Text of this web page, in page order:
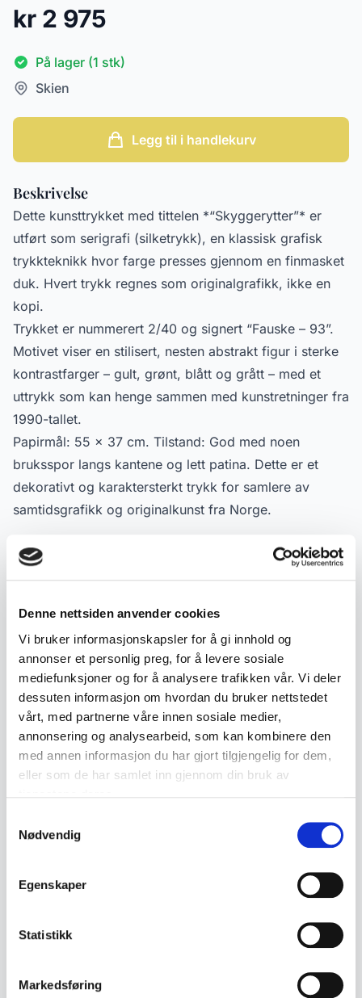
Denne nettsiden anvender cookies
Vi bruker informasjonskapsler for å gi innhold og
annonser et personlig preg, for å levere sosiale
mediefunksjoner og for å analysere trafikken vår. Vi deler
dessuten informasjon om hvordan du bruker nettstedet
vårt, med partnerne våre innen sosiale medier,
annonsering og analysearbeid, som kan kombinere den
med annen informasjon du har gjort tilgjengelig for dem,
eller som de har samlet inn gjennom din bruk av
Nødvendig
Egenskaper
Statistikk
Markedsføring
kr 2 975
På lager (1 stk)
Skien
Legg til i handlekurv
Beskrivelse
Dette kunsttrykket med tittelen *“Skyggerytter”* er
utført som serigrafi (silketrykk), en klassisk grafisk
trykkteknikk hvor farge presses gjennom en finmasket
duk. Hvert trykk regnes som originalgrafikk, ikke en
kopi.
Trykket er nummerert 2/40 og signert “Fauske – 93”.
Motivet viser en stilisert, nesten abstrakt figur i sterke
kontrastfarger – gult, grønt, blått og grått – med et
uttrykk som kan henge sammen med kunstretninger fra
1990-tallet.
Papirmål: 55 × 37 cm. Tilstand: God med noen
bruksspor langs kantene og lett patina. Dette er et
dekorativt og karaktersterkt trykk for samlere av
samtidsgrafikk og originalkunst fra Norge.
Produktdetaljer
Emneord
Nyheter Kunst